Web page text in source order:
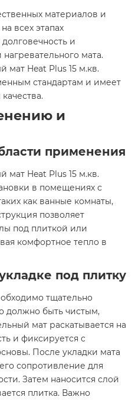
материалов и
всех этапах
и
мата.
мат Heat Plus 15 м.кв.
стандартам и имеет
и
применения
мат Heat Plus 15 м.кв.
в помещениях с
как ванные комнаты,
позволяет
под плиткой или
комфортное тепло в
под плитку
тщательно
должно быть чистым,
мат раскатывается на
и фиксируется с
После укладки мата
сопротивление для
Затем наносится слой
плитка. Важно